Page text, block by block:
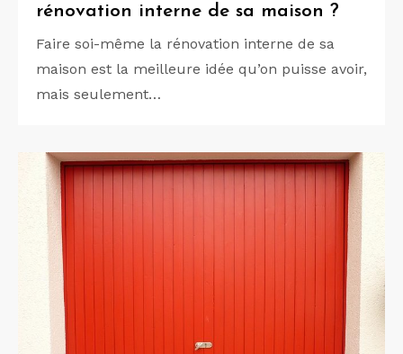
rénovation interne de sa maison ?
Faire soi-même la rénovation interne de sa
maison est la meilleure idée qu’on puisse avoir,
mais seulement…